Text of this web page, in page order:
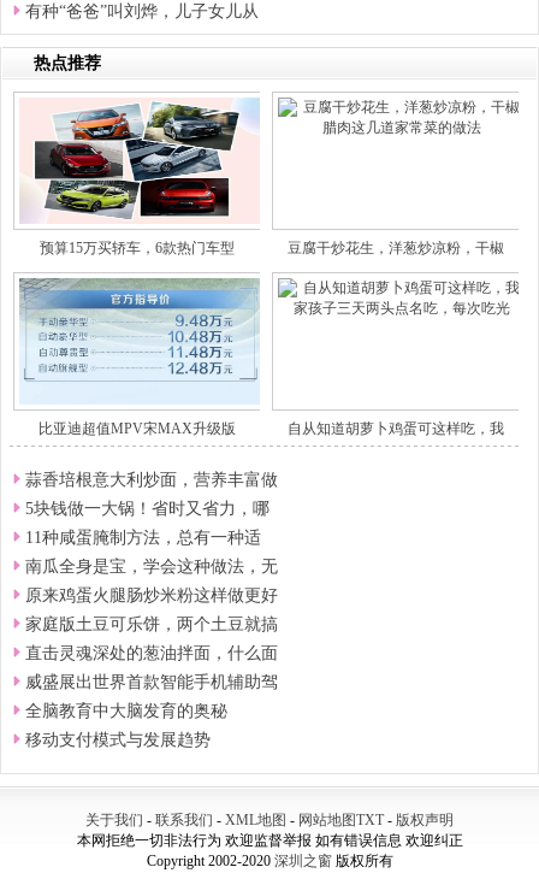
有种“爸爸”叫刘烨，儿子女儿从
热点推荐
预算15万买轿车，6款热门车型 豆腐干炒花生，洋葱炒凉粉，干椒
比亚迪超值MPV宋MAX升级版 自从知道胡萝卜鸡蛋可这样吃，我
蒜香培根意大利炒面，营养丰富做
5块钱做一大锅！省时又省力，哪
11种咸蛋腌制方法，总有一种适
南瓜全身是宝，学会这种做法，无
原来鸡蛋火腿肠炒米粉这样做更好
家庭版土豆可乐饼，两个土豆就搞
直击灵魂深处的葱油拌面，什么面
威盛展出世界首款智能手机辅助驾
全脑教育中大脑发育的奥秘
移动支付模式与发展趋势
关于我们 - 联系我们 - XML地图 - 网站地图TXT- 版权声明
本网拒绝一切非法行为 欢迎监督举报 如有错误信息 欢迎纠正
Copyright 2002-2020 深圳之窗版权所有